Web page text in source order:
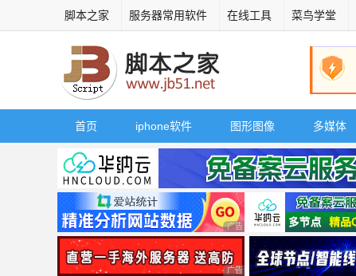
脚本之家 服务器常用软件 在线工具 菜鸟学堂
首页 iphone软件 图形图像 多媒体
广告 商业广告，理性选择
广告 商业广告，理性选择